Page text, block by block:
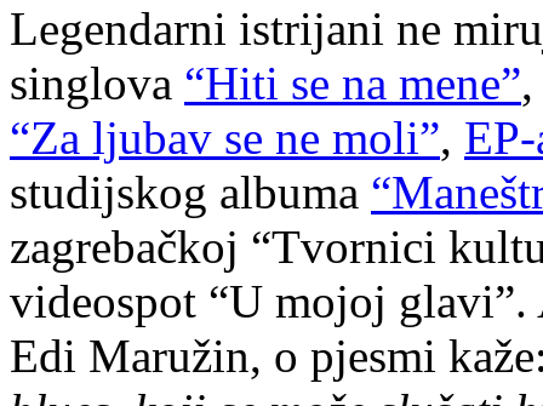
Legendarni istrijani ne
singlova “Hiti se na mene”
“Za ljubav se ne moli”,
studijskog albuma
zagrebačkoj “Tvornici
videospot “U mojoj
Edi Maružin, o pjesmi